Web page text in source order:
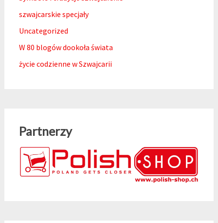
szwajcarskie specjały
Uncategorized
W 80 blogów dookoła świata
życie codzienne w Szwajcarii
Partnerzy